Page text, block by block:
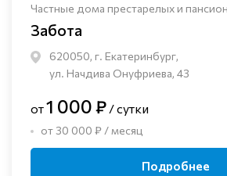
Частные дома престарелых и
Забота
620050, г. Екатеринбург,
ул. Начдива Онуфриева, 43
от1 000 ₽ / сутки
от 30 000 ₽ / месяц
Подробнее